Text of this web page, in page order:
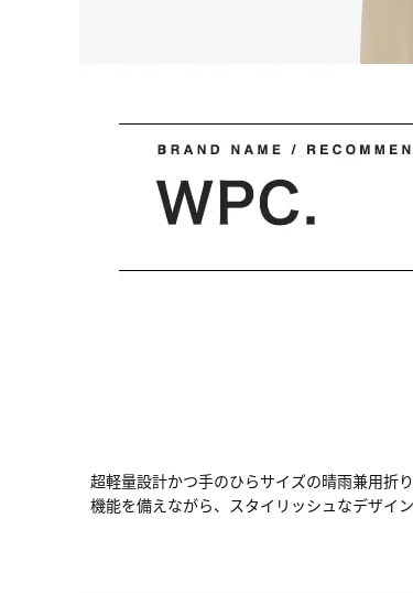
超軽量設計かつ手のひらサイズの晴雨兼用折
機能を備えながら、スタイリッシュなデザイ